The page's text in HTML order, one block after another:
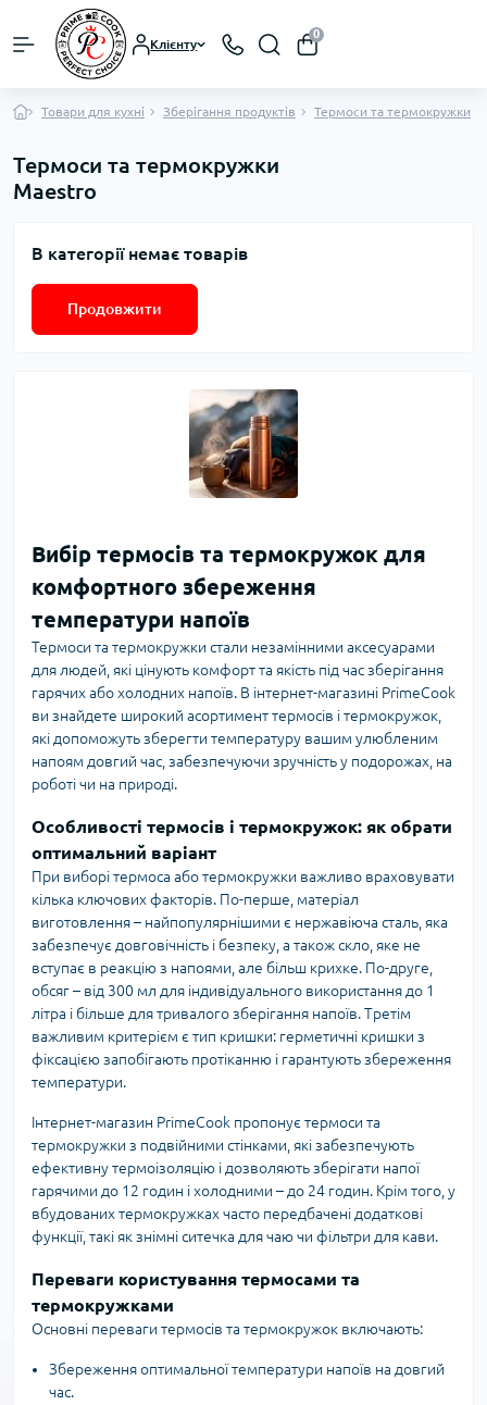
Клієнту
0
Товари для кухні Зберігання продуктів Термоси та термокружки
Термоси та термокружки
Maestro
В категорії немає товарів
Продовжити
Вибір термосів та термокружок для
комфортного збереження
температури напоїв
Термоси та термокружки стали незамінними аксесуарами
для людей, які цінують комфорт та якість під час зберігання
гарячих або холодних напоїв. В інтернет-магазині PrimeCook
ви знайдете широкий асортимент термосів і термокружок,
які допоможуть зберегти температуру вашим улюбленим
напоям довгий час, забезпечуючи зручність у подорожах, на
роботі чи на природі.
Особливості термосів і термокружок: як обрати
оптимальний варіант
При виборі термоса або термокружки важливо враховувати
кілька ключових факторів. По-перше, матеріал
виготовлення – найпопулярнішими є нержавіюча сталь, яка
забезпечує довговічність і безпеку, а також скло, яке не
вступає в реакцію з напоями, але більш крихке. По-друге,
обсяг – від 300 мл для індивідуального використання до 1
літра і більше для тривалого зберігання напоїв. Третім
важливим критерієм є тип кришки: герметичні кришки з
фіксацією запобігають протіканню і гарантують збереження
температури.
Інтернет-магазин PrimeCook пропонує термоси та
термокружки з подвійними стінками, які забезпечують
ефективну термоізоляцію і дозволяють зберігати напої
гарячими до 12 годин і холодними – до 24 годин. Крім того, у
вбудованих термокружках часто передбачені додаткові
функції, такі як знімні ситечка для чаю чи фільтри для кави.
Переваги користування термосами та
термокружками
Основні переваги термосів та термокружок включають:
Збереження оптимальної температури напоїв на довгий
час.